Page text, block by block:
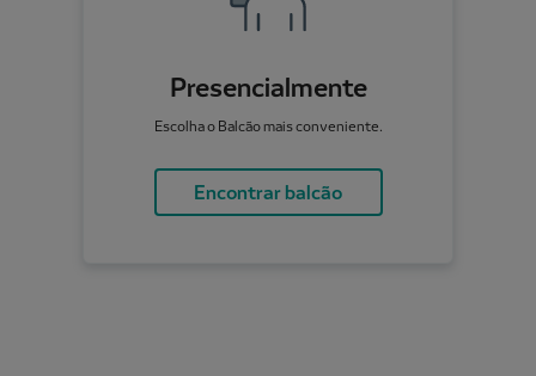
Presencialmente
Escolha o Balcão mais conveniente.
Encontrar balcão